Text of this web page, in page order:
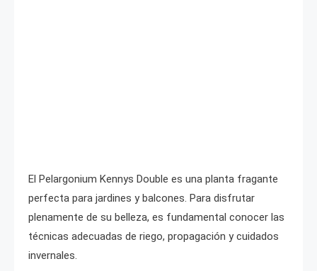
El Pelargonium Kennys Double es una planta fragante
perfecta para jardines y balcones. Para disfrutar
plenamente de su belleza, es fundamental conocer las
técnicas adecuadas de riego, propagación y cuidados
invernales.